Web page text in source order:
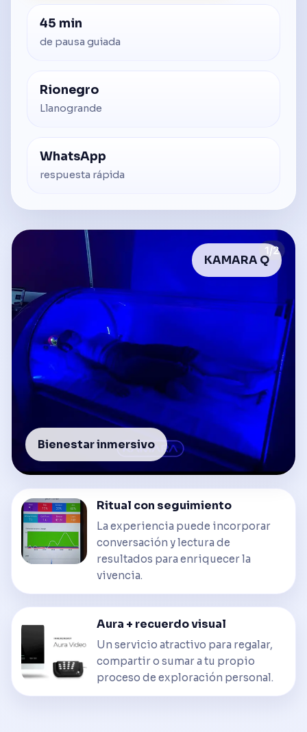
45 min
de pausa guiada
Rionegro
Llanogrande
WhatsApp
respuesta rápida
KAMARA Q
Bienestar inmersivo
Ritual con seguimiento
La experiencia puede incorporar
conversación y lectura de
resultados para enriquecer la
vivencia.
Aura + recuerdo visual
Un servicio atractivo para regalar,
compartir o sumar a tu propio
proceso de exploración personal.